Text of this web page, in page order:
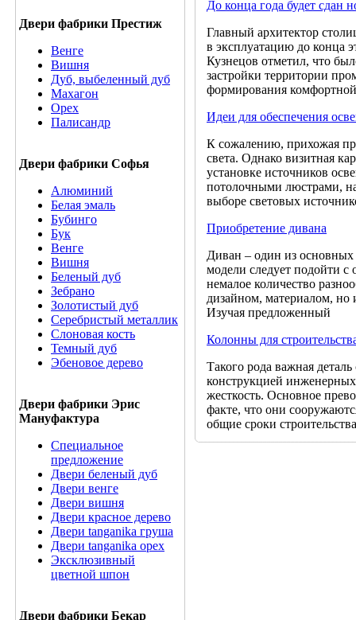
Двери фабрики Престиж
Венге
Вишня
Дуб, выбеленный дуб
Махагон
Орех
Палисандр
Двери фабрики Софья
Алюминий
Белая эмаль
Бубинго
Бук
Венге
Вишня
Беленый дуб
Зебрано
Золотистый дуб
Серебристый металлик
Слоновая кость
Темный дуб
Эбеновое дерево
Двери фабрики Эрис
Мануфактура
Специальное
предложение
Двери беленый дуб
Двери венге
Двери вишня
Двери красное дерево
Двери tanganika груша
Двери tanganika oрех
Эксклюзивный
цветной шпон
Двери фабрики Бекар
До конца года будет
Главный архитектор
в эксплуатацию до конца
Кузнецов отметил, что
застройки территории
формирования
Идеи для обеспечения
К сожалению, прихожая
света. Однако визитная
установке источников
потолочными люстрами,
выборе световых
Приобретение дивана
Диван – один из
модели следует подойти с
немалое количество
дизайном, материалом,
Изучая предложенный
Колонны для
Такого рода важная
конструкцией
жесткость. Основное
факте, что они
общие сроки